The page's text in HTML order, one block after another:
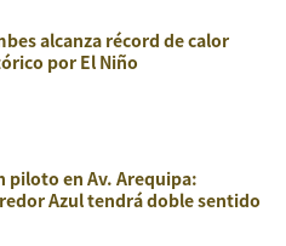
alcanza récord de calor
por El Niño
piloto en Av. Arequipa:
Azul tendrá doble sentido